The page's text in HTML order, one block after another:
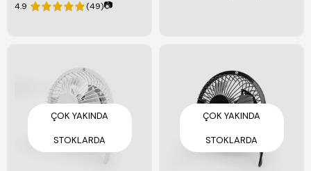
4.9 (49)📷
ÇOK YAKINDA
STOKLARDA
ÇOK YAKINDA
STOKLARDA